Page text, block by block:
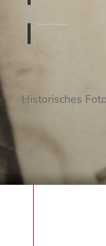
Requiem für Hollensteiner
Historisches